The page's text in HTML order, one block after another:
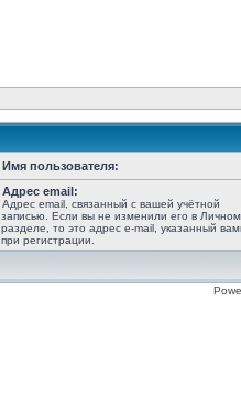
Имя пользователя:
Адрес email:
Адрес email, связанный с вашей учётной
записью. Если вы не изменили его в Личном
разделе, то это адрес e-mail, указанный
при регистрации.